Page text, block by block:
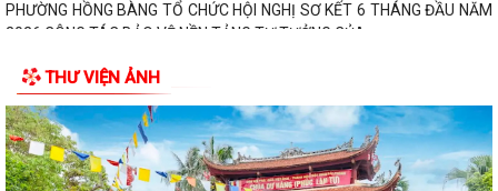
Đoàn lãnh đạo Đảng uỷ - HĐND - UBND - UBMTQ Việt Nam phường
Hồng Bàng thăm và tặng quà các gia đình...
PHƯỜNG HỒNG BÀNG PHỐI HỢP VỚI CÁC ĐƠN VỊ, DOANH NGHIỆP VÀ
CÁC NHÀ HẢO TÂM TỔ CHỨC TẶNG QUÀ TRI ÂN...
TUỔI TRẺ PHƯỜNG HỒNG BÀNG THĂM, TẶNG QUÀ CÁC GIA ĐÌNH
CHÍNH SÁCH NHÂN KỶ NIỆM 79 NĂM NGÀY THƯƠNG...
THƯ VIỆN ẢNH